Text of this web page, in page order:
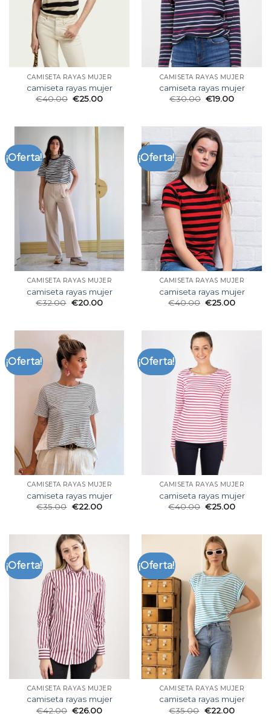
CAMISETA RAYAS MUJER
camiseta rayas mujer
€40.00 €25.00
CAMISETA RAYAS MUJER
camiseta rayas mujer
€30.00 €19.00
¡Oferta!
CAMISETA RAYAS MUJER
camiseta rayas mujer
€32.00 €20.00
¡Oferta!
CAMISETA RAYAS MUJER
camiseta rayas mujer
€40.00 €25.00
¡Oferta!
CAMISETA RAYAS MUJER
camiseta rayas mujer
€35.00 €22.00
¡Oferta!
CAMISETA RAYAS MUJER
camiseta rayas mujer
€40.00 €25.00
¡Oferta!
CAMISETA RAYAS MUJER
camiseta rayas mujer
€42.00 €26.00
¡Oferta!
CAMISETA RAYAS MUJER
camiseta rayas mujer
€35.00 €22.00